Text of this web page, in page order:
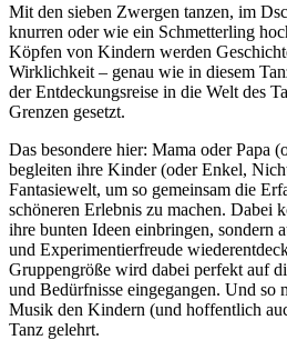
Mit den sieben Zwergen tanzen, im
knurren oder wie ein Schmetterling
Köpfen von Kindern werden
Wirklichkeit – genau wie in diesem
der Entdeckungsreise in die Welt des
Grenzen gesetzt.
Das besondere hier: Mama oder Papa
begleiten ihre Kinder (oder Enkel,
Fantasiewelt, um so gemeinsam die
schöneren Erlebnis zu machen. Dabei
ihre bunten Ideen einbringen, sondern
und Experimentierfreude
Gruppengröße wird dabei perfekt auf
und Bedürfnisse eingegangen. Und so
Musik den Kindern (und hoffentlich
Tanz gelehrt.